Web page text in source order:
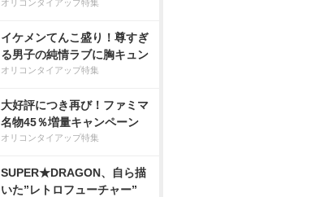
オリコンタイアップ特集
イケメンてんこ盛り！尊すぎ
る男子の純情ラブに胸キュン
オリコンタイアップ特集
大好評につき再び！ファミマ
名物45％増量キャンペーン
オリコンタイアップ特集
SUPER★DRAGON、自ら描
いた”レトロフューチャー”